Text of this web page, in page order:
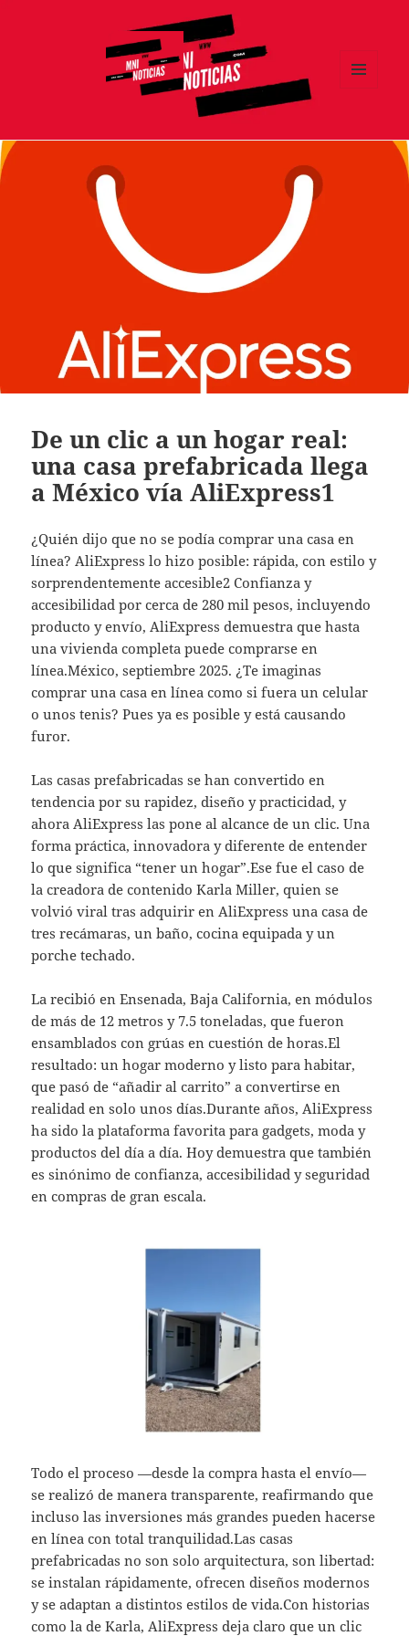
De un clic a un hogar real:
una casa prefabricada llega
a México vía AliExpress1
¿Quién dijo que no se podía comprar una casa en
línea? AliExpress lo hizo posible: rápida, con estilo y
sorprendentemente accesible2 Confianza y
accesibilidad por cerca de 280 mil pesos, incluyendo
producto y envío, AliExpress demuestra que hasta
una vivienda completa puede comprarse en
línea.México, septiembre 2025. ¿Te imaginas
comprar una casa en línea como si fuera un celular
o unos tenis? Pues ya es posible y está causando
furor.
Las casas prefabricadas se han convertido en
tendencia por su rapidez, diseño y practicidad, y
ahora AliExpress las pone al alcance de un clic. Una
forma práctica, innovadora y diferente de entender
lo que significa “tener un hogar”.Ese fue el caso de
la creadora de contenido Karla Miller, quien se
volvió viral tras adquirir en AliExpress una casa de
tres recámaras, un baño, cocina equipada y un
porche techado.
La recibió en Ensenada, Baja California, en módulos
de más de 12 metros y 7.5 toneladas, que fueron
ensamblados con grúas en cuestión de horas.El
resultado: un hogar moderno y listo para habitar,
que pasó de “añadir al carrito” a convertirse en
realidad en solo unos días.Durante años, AliExpress
ha sido la plataforma favorita para gadgets, moda y
productos del día a día. Hoy demuestra que también
es sinónimo de confianza, accesibilidad y seguridad
en compras de gran escala.
Todo el proceso —desde la compra hasta el envío—
se realizó de manera transparente, reafirmando que
incluso las inversiones más grandes pueden hacerse
en línea con total tranquilidad.Las casas
prefabricadas no son solo arquitectura, son libertad:
se instalan rápidamente, ofrecen diseños modernos
y se adaptan a distintos estilos de vida.Con historias
como la de Karla, AliExpress deja claro que un clic